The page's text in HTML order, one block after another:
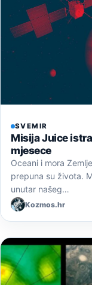
SVEMIR
Misija Juice
mjesece
Oceani i mora
prepuna su života.
unutar našeg…
Kozmos.hr